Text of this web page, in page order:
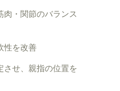
肉・関節のバランス
性を改善
させ、親指の位置を